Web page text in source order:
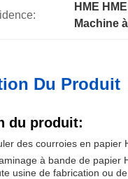
HME
Machine
Du Produit
du produit:
des courroies en papier
à bande de papier
usine de fabrication ou